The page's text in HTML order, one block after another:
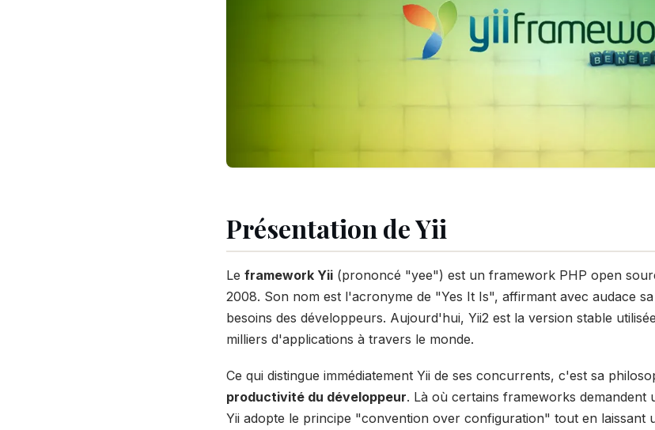
Présentation de Yii
Le framework Yii (prononcé "yee") est un framework PHP open
2008. Son nom est l'acronyme de "Yes It Is", affirmant avec audace
besoins des développeurs. Aujourd'hui, Yii2 est la version stable
milliers d'applications à travers le monde.
Ce qui distingue immédiatement Yii de ses concurrents, c'est sa
productivité du développeur. Là où certains frameworks demandent
Yii adopte le principe "convention over configuration" tout en laissant